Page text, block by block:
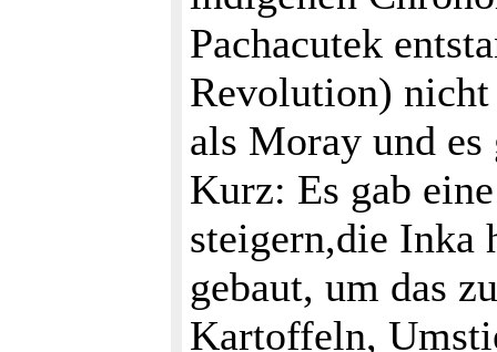
Pachacutek
Revolution)
als Moray und
Kurz: Es gab
steigern,die Inka
gebaut, um das
Kartoffeln,